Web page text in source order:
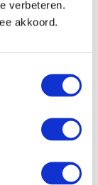
verbeteren.
akkoord.